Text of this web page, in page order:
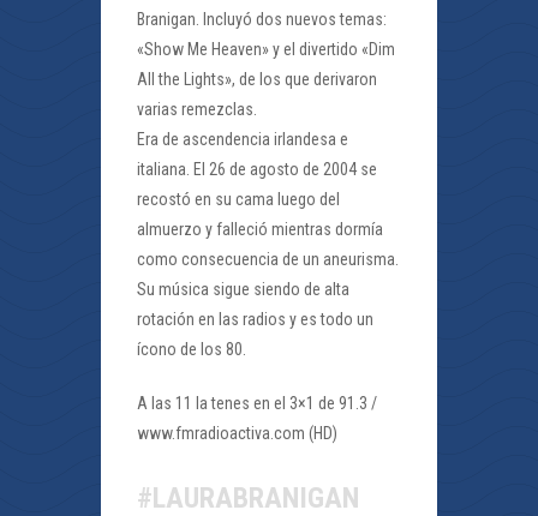
Branigan. Incluyó dos nuevos temas:
«Show Me Heaven» y el divertido «Dim
All the Lights», de los que derivaron
varias remezclas.
Era de ascendencia irlandesa e
italiana. El 26 de agosto de 2004 se
recostó en su cama luego del
almuerzo y falleció mientras dormía
como consecuencia de un aneurisma.
Su música sigue siendo de alta
rotación en las radios y es todo un
ícono de los 80.
A las 11 la tenes en el 3×1 de 91.3 /
www.fmradioactiva.com (HD)
#LAURABRANIGAN